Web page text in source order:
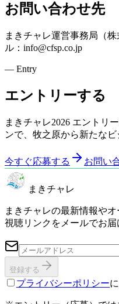
お問い合わせ先
まきチャレ運営事務局（
ル：info@cfsp.co.jp
— Entry
エントリーする
まきチャレ2026 エントリ
ンで、牧之原から新たなビ
今すぐ応募する お問い
まきチャレ
まきチャレの最新情報や
視聴リンクをメールでお届
登録する
プライバシーポリシー